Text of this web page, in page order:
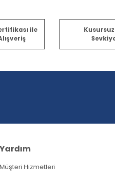
siz yapın!
öneri formunu kullanarak
ile
Yardım
Müşteri Hizmetleri